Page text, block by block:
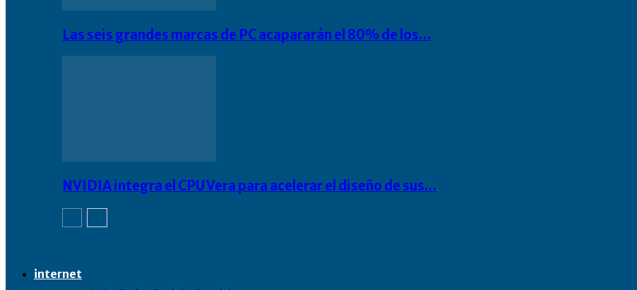
Las seis grandes marcas de PC acapararán el 80% de los…
NVIDIA integra el CPU Vera para acelerar el diseño de sus…
internet